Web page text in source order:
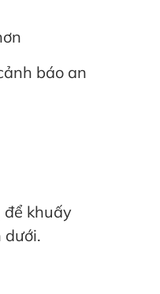
báo an
khuấy
dưới.